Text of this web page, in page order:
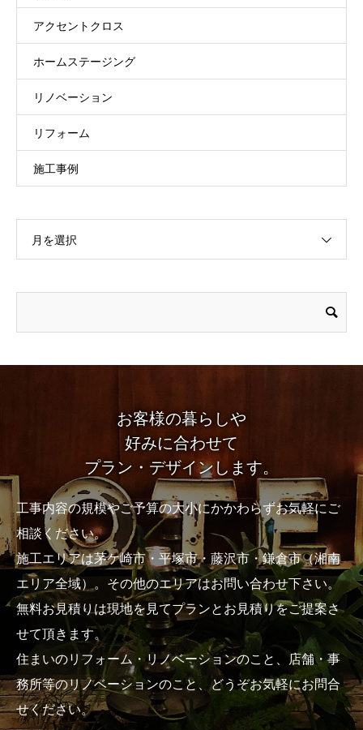
アクセントクロス
ホームステージング
リノベーション
リフォーム
施工事例
月を選択
お客様の暮らしや
好みに合わせて
プラン・デザインします。
工事内容の規模やご予算の大小にかかわらずお気軽にご
相談ください。
施工エリアは茅ケ崎市・平塚市・藤沢市・鎌倉市（湘南
エリア全域）。その他のエリアはお問い合わせ下さい。
無料お見積りは現地を見てプランとお見積りをご提案さ
せて頂きます。
住まいのリフォーム・リノベーションのこと、店舗・事
務所等のリノベーションのこと、どうぞお気軽にお問合
せください。